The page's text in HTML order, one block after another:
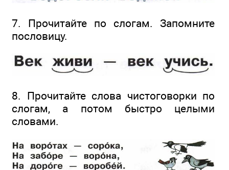
7. Прочитайте по слогам. Запомните
пословицу.
8. Прочитайте слова чистоговорки по
слогам, а потом быстро целыми
словами.